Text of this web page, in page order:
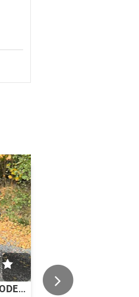
CFMOTO C FORCE 520 EPS LÅNG MODELL SUPERPRIS